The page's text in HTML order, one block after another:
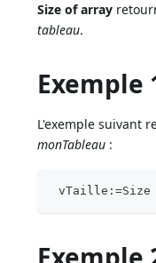
Size of array
tableau.
Exemple
L'exemple suivant
monTableau :
vTaille:=Size